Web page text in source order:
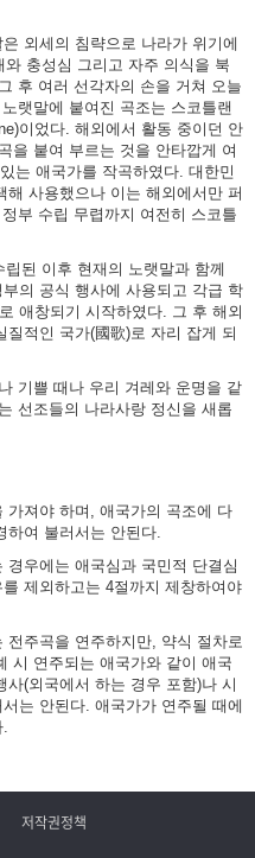
외세의 침략으로 나라가 위기에
충성심 그리고 자주 의식을 북
후 여러 선각자의 손을 거쳐 오늘
랫말에 붙여진 곡조는 스코틀랜
이었다. 해외에서 활동 중이던 안
을 붙여 부르는 것을 안타깝게 여
는 애국가를 작곡하였다. 대한민
사용했으나 이는 해외에서만 퍼
부 수립 무렵까지 여전히 스코틀
된 이후 현재의 노랫말과 함께
의 공식 행사에 사용되고 각급 학
애창되기 시작하였다. 그 후 해외
적인 국가(國歌)로 자리 잡게 되
기쁠 때나 우리 겨레와 운명을 같
선조들의 나라사랑 정신을 새롭
가져야 하며, 애국가의 곡조에 다
하여 불러서는 안된다.
우에는 애국심과 국민적 단결심
제외하고는 4절까지 제창하여야
주곡을 연주하지만, 약식 절차로
시 연주되는 애국가와 같이 애국
(외국에서 하는 경우 포함)나 시
는 안된다. 애국가가 연주될 때에
.
저작권정책